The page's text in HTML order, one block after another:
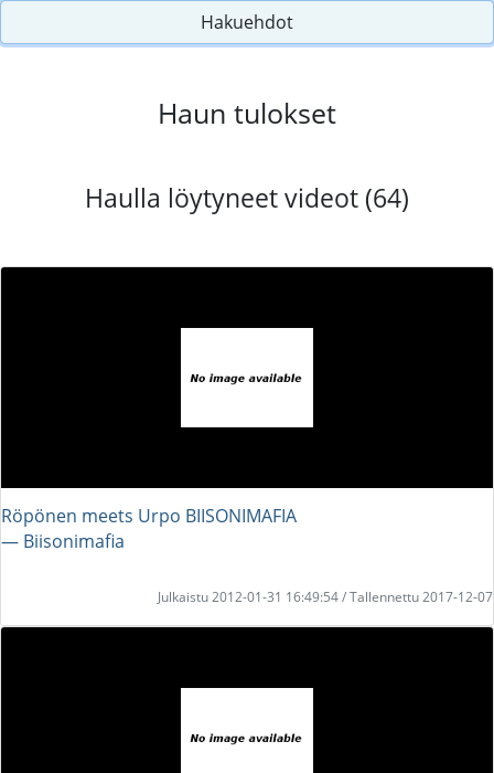
Hakuehdot
Haun tulokset
Haulla löytyneet videot (64)
Röpönen meets Urpo BIISONIMAFIA
― Biisonimafia
Julkaistu 2012-01-31 16:49:54 / Tallennettu 2017-12-07